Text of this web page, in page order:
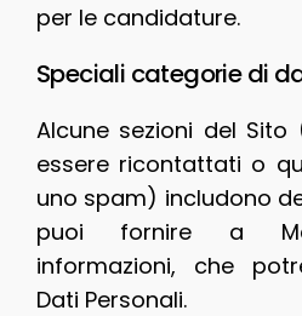
per le candidature.
Speciali categorie di
Alcune sezioni del
essere ricontattati o
uno spam) includono
puoi fornire a
informazioni, che
Dati Personali.